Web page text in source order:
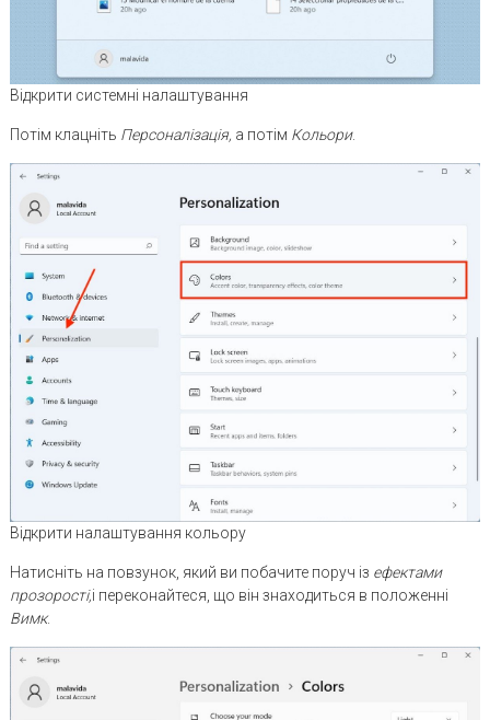
Відкрити системні налаштування
Потім клацніть Персоналізація, а потім Кольори.
Відкрити налаштування кольору
Натисніть на повзунок, який ви побачите поруч із ефектами
прозорості,і переконайтеся, що він знаходиться в положенні
Вимк.